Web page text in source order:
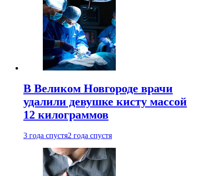
В Великом Новгороде врачи
удалили девушке кисту массой
12 килограммов
3 года спустя2 года спустя